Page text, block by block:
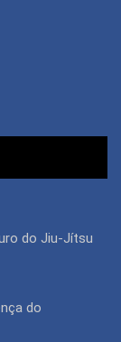
do Jiu-Jítsu
do